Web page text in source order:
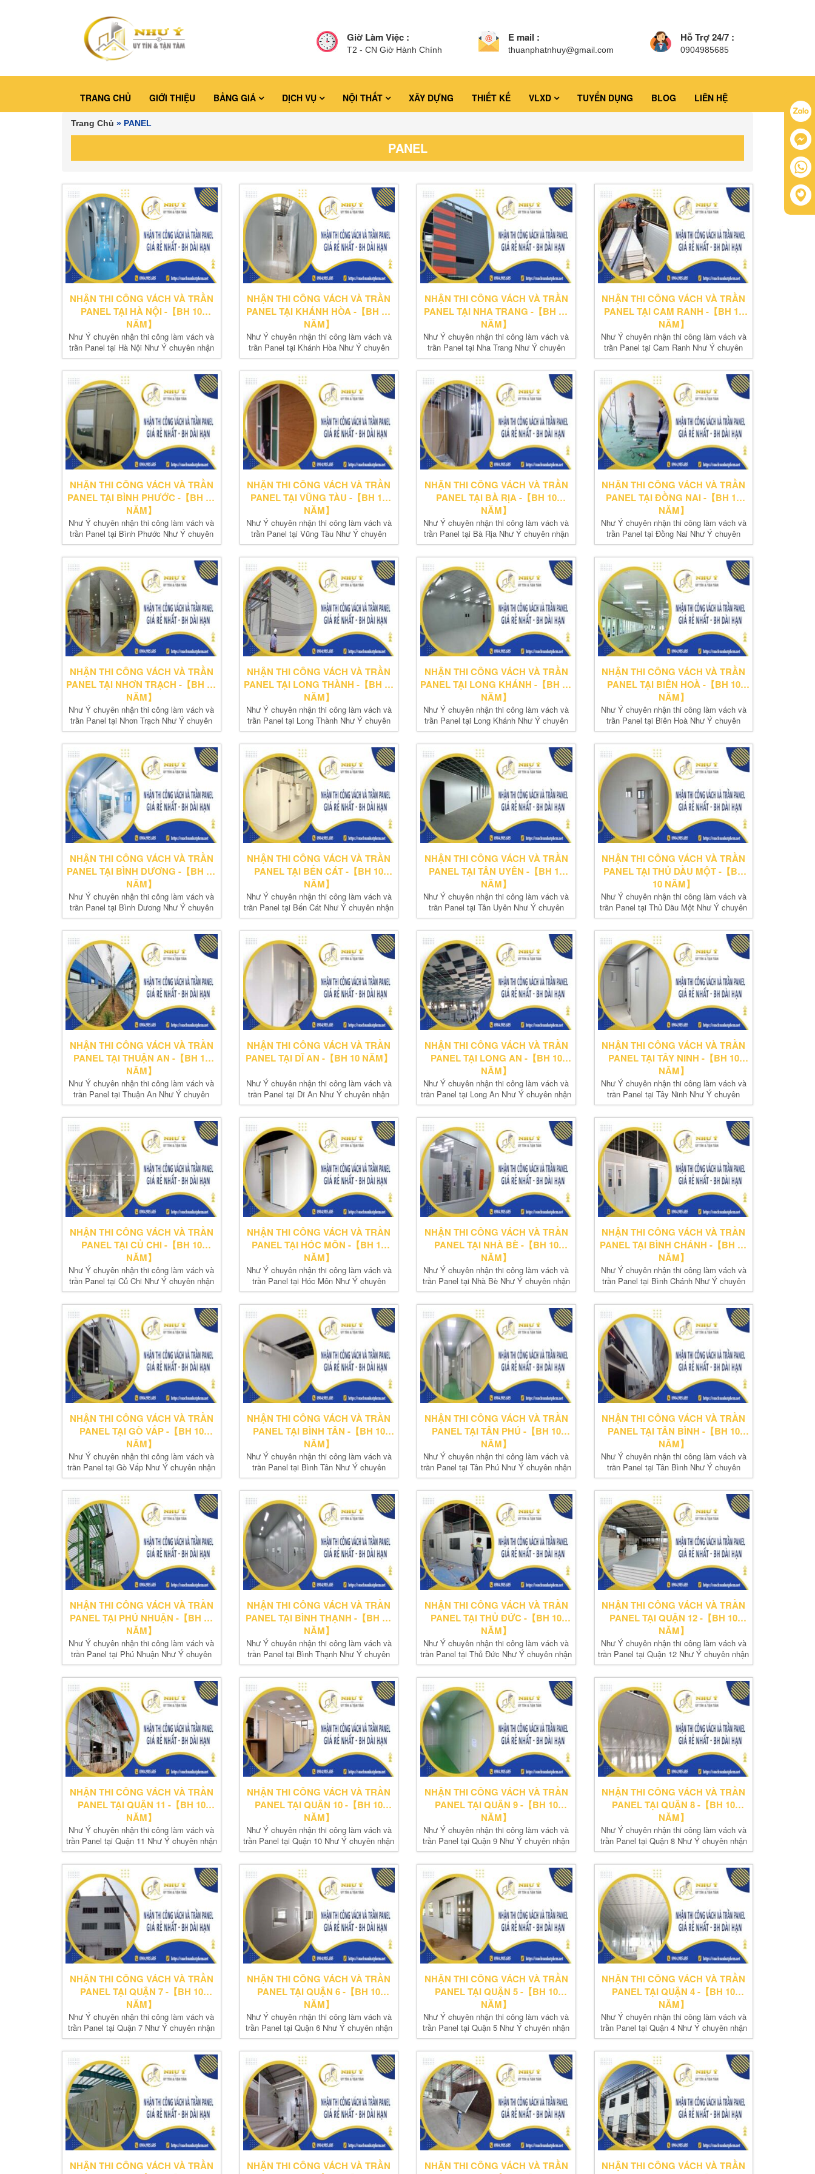
Giờ Làm Việc :
T2 - CN Giờ Hành Chính
E mail :
thuanphatnhuy@gmail.com
Hỗ Trợ 24/7 :
0904985685
TRANG CHỦ GIỚI THIỆU BẢNG GIÁ DỊCH VỤ NỘI THẤT XÂY DỰNG THIẾT KẾ VLXD TUYỂN DỤNG BLOG LIÊN HỆ
Trang Chủ » PANEL
PANEL
NHẬN THI CÔNG VÁCH VÀ TRẦN
PANEL TẠI HÀ NỘI -【BH 10
NĂM】
Như Ý chuyên nhận thi công làm vách và
trần Panel tại Hà Nội Như Ý chuyên nhận
thi...
NHẬN THI CÔNG VÁCH VÀ TRẦN
PANEL TẠI KHÁNH HÒA -【BH 10
NĂM】
Như Ý chuyên nhận thi công làm vách và
trần Panel tại Khánh Hòa Như Ý chuyên
nhận thi...
NHẬN THI CÔNG VÁCH VÀ TRẦN
PANEL TẠI NHA TRANG -【BH 10
NĂM】
Như Ý chuyên nhận thi công làm vách và
trần Panel tại Nha Trang Như Ý chuyên
nhận thi...
NHẬN THI CÔNG VÁCH VÀ TRẦN
PANEL TẠI CAM RANH -【BH 10
NĂM】
Như Ý chuyên nhận thi công làm vách và
trần Panel tại Cam Ranh Như Ý chuyên
nhận thi...
NHẬN THI CÔNG VÁCH VÀ TRẦN
PANEL TẠI BÌNH PHƯỚC -【BH 10
NĂM】
Như Ý chuyên nhận thi công làm vách và
trần Panel tại Bình Phước Như Ý chuyên
nhận thi...
NHẬN THI CÔNG VÁCH VÀ TRẦN
PANEL TẠI VŨNG TÀU -【BH 10
NĂM】
Như Ý chuyên nhận thi công làm vách và
trần Panel tại Vũng Tàu Như Ý chuyên
nhận thi...
NHẬN THI CÔNG VÁCH VÀ TRẦN
PANEL TẠI BÀ RỊA -【BH 10
NĂM】
Như Ý chuyên nhận thi công làm vách và
trần Panel tại Bà Rịa Như Ý chuyên nhận
thi...
NHẬN THI CÔNG VÁCH VÀ TRẦN
PANEL TẠI ĐỒNG NAI -【BH 10
NĂM】
Như Ý chuyên nhận thi công làm vách và
trần Panel tại Đồng Nai Như Ý chuyên
nhận thi...
NHẬN THI CÔNG VÁCH VÀ TRẦN
PANEL TẠI NHƠN TRẠCH -【BH 10
NĂM】
Như Ý chuyên nhận thi công làm vách và
trần Panel tại Nhơn Trạch Như Ý chuyên
nhận thi...
NHẬN THI CÔNG VÁCH VÀ TRẦN
PANEL TẠI LONG THÀNH -【BH 10
NĂM】
Như Ý chuyên nhận thi công làm vách và
trần Panel tại Long Thành Như Ý chuyên
nhận thi...
NHẬN THI CÔNG VÁCH VÀ TRẦN
PANEL TẠI LONG KHÁNH -【BH 10
NĂM】
Như Ý chuyên nhận thi công làm vách và
trần Panel tại Long Khánh Như Ý chuyên
nhận thi...
NHẬN THI CÔNG VÁCH VÀ TRẦN
PANEL TẠI BIÊN HOÀ -【BH 10
NĂM】
Như Ý chuyên nhận thi công làm vách và
trần Panel tại Biên Hoà Như Ý chuyên
nhận thi...
NHẬN THI CÔNG VÁCH VÀ TRẦN
PANEL TẠI BÌNH DƯƠNG -【BH 10
NĂM】
Như Ý chuyên nhận thi công làm vách và
trần Panel tại Bình Dương Như Ý chuyên
nhận thi...
NHẬN THI CÔNG VÁCH VÀ TRẦN
PANEL TẠI BẾN CÁT -【BH 10
NĂM】
Như Ý chuyên nhận thi công làm vách và
trần Panel tại Bến Cát Như Ý chuyên nhận
thi...
NHẬN THI CÔNG VÁCH VÀ TRẦN
PANEL TẠI TÂN UYÊN -【BH 10
NĂM】
Như Ý chuyên nhận thi công làm vách và
trần Panel tại Tân Uyên Như Ý chuyên
nhận thi...
NHẬN THI CÔNG VÁCH VÀ TRẦN
PANEL TẠI THỦ DẦU MỘT -【BH
10 NĂM】
Như Ý chuyên nhận thi công làm vách và
trần Panel tại Thủ Dầu Một Như Ý chuyên
nhận...
NHẬN THI CÔNG VÁCH VÀ TRẦN
PANEL TẠI THUẬN AN -【BH 10
NĂM】
Như Ý chuyên nhận thi công làm vách và
trần Panel tại Thuận An Như Ý chuyên
nhận thi...
NHẬN THI CÔNG VÁCH VÀ TRẦN
PANEL TẠI DĨ AN -【BH 10 NĂM】
Như Ý chuyên nhận thi công làm vách và
trần Panel tại Dĩ An Như Ý chuyên nhận
thi...
NHẬN THI CÔNG VÁCH VÀ TRẦN
PANEL TẠI LONG AN -【BH 10
NĂM】
Như Ý chuyên nhận thi công làm vách và
trần Panel tại Long An Như Ý chuyên nhận
thi...
NHẬN THI CÔNG VÁCH VÀ TRẦN
PANEL TẠI TÂY NINH -【BH 10
NĂM】
Như Ý chuyên nhận thi công làm vách và
trần Panel tại Tây Ninh Như Ý chuyên
nhận thi...
NHẬN THI CÔNG VÁCH VÀ TRẦN
PANEL TẠI CỦ CHI -【BH 10
NĂM】
Như Ý chuyên nhận thi công làm vách và
trần Panel tại Củ Chi Như Ý chuyên nhận
thi...
NHẬN THI CÔNG VÁCH VÀ TRẦN
PANEL TẠI HÓC MÔN -【BH 10
NĂM】
Như Ý chuyên nhận thi công làm vách và
trần Panel tại Hóc Môn Như Ý chuyên
nhận thi...
NHẬN THI CÔNG VÁCH VÀ TRẦN
PANEL TẠI NHÀ BÈ -【BH 10
NĂM】
Như Ý chuyên nhận thi công làm vách và
trần Panel tại Nhà Bè Như Ý chuyên nhận
thi...
NHẬN THI CÔNG VÁCH VÀ TRẦN
PANEL TẠI BÌNH CHÁNH -【BH 10
NĂM】
Như Ý chuyên nhận thi công làm vách và
trần Panel tại Bình Chánh Như Ý chuyên
nhận thi...
NHẬN THI CÔNG VÁCH VÀ TRẦN
PANEL TẠI GÒ VẤP -【BH 10
NĂM】
Như Ý chuyên nhận thi công làm vách và
trần Panel tại Gò Vấp Như Ý chuyên nhận
thi...
NHẬN THI CÔNG VÁCH VÀ TRẦN
PANEL TẠI BÌNH TÂN -【BH 10
NĂM】
Như Ý chuyên nhận thi công làm vách và
trần Panel tại Bình Tân Như Ý chuyên
nhận thi...
NHẬN THI CÔNG VÁCH VÀ TRẦN
PANEL TẠI TÂN PHÚ -【BH 10
NĂM】
Như Ý chuyên nhận thi công làm vách và
trần Panel tại Tân Phú Như Ý chuyên nhận
thi...
NHẬN THI CÔNG VÁCH VÀ TRẦN
PANEL TẠI TÂN BÌNH -【BH 10
NĂM】
Như Ý chuyên nhận thi công làm vách và
trần Panel tại Tân Bình Như Ý chuyên
nhận thi...
NHẬN THI CÔNG VÁCH VÀ TRẦN
PANEL TẠI PHÚ NHUẬN -【BH 10
NĂM】
Như Ý chuyên nhận thi công làm vách và
trần Panel tại Phú Nhuận Như Ý chuyên
nhận thi...
NHẬN THI CÔNG VÁCH VÀ TRẦN
PANEL TẠI BÌNH THẠNH -【BH 10
NĂM】
Như Ý chuyên nhận thi công làm vách và
trần Panel tại Bình Thạnh Như Ý chuyên
nhận thi...
NHẬN THI CÔNG VÁCH VÀ TRẦN
PANEL TẠI THỦ ĐỨC -【BH 10
NĂM】
Như Ý chuyên nhận thi công làm vách và
trần Panel tại Thủ Đức Như Ý chuyên nhận
thi...
NHẬN THI CÔNG VÁCH VÀ TRẦN
PANEL TẠI QUẬN 12 -【BH 10
NĂM】
Như Ý chuyên nhận thi công làm vách và
trần Panel tại Quận 12 Như Ý chuyên nhận
thi...
NHẬN THI CÔNG VÁCH VÀ TRẦN
PANEL TẠI QUẬN 11 -【BH 10
NĂM】
Như Ý chuyên nhận thi công làm vách và
trần Panel tại Quận 11 Như Ý chuyên nhận
thi...
NHẬN THI CÔNG VÁCH VÀ TRẦN
PANEL TẠI QUẬN 10 -【BH 10
NĂM】
Như Ý chuyên nhận thi công làm vách và
trần Panel tại Quận 10 Như Ý chuyên nhận
thi...
NHẬN THI CÔNG VÁCH VÀ TRẦN
PANEL TẠI QUẬN 9 -【BH 10
NĂM】
Như Ý chuyên nhận thi công làm vách và
trần Panel tại Quận 9 Như Ý chuyên nhận
thi...
NHẬN THI CÔNG VÁCH VÀ TRẦN
PANEL TẠI QUẬN 8 -【BH 10
NĂM】
Như Ý chuyên nhận thi công làm vách và
trần Panel tại Quận 8 Như Ý chuyên nhận
thi...
NHẬN THI CÔNG VÁCH VÀ TRẦN
PANEL TẠI QUẬN 7 -【BH 10
NĂM】
Như Ý chuyên nhận thi công làm vách và
trần Panel tại Quận 7 Như Ý chuyên nhận
thi...
NHẬN THI CÔNG VÁCH VÀ TRẦN
PANEL TẠI QUẬN 6 -【BH 10
NĂM】
Như Ý chuyên nhận thi công làm vách và
trần Panel tại Quận 6 Như Ý chuyên nhận
thi...
NHẬN THI CÔNG VÁCH VÀ TRẦN
PANEL TẠI QUẬN 5 -【BH 10
NĂM】
Như Ý chuyên nhận thi công làm vách và
trần Panel tại Quận 5 Như Ý chuyên nhận
thi...
NHẬN THI CÔNG VÁCH VÀ TRẦN
PANEL TẠI QUẬN 4 -【BH 10
NĂM】
Như Ý chuyên nhận thi công làm vách và
trần Panel tại Quận 4 Như Ý chuyên nhận
thi...
NHẬN THI CÔNG VÁCH VÀ TRẦN
NHẬN THI CÔNG VÁCH VÀ TRẦN
NHẬN THI CÔNG VÁCH VÀ TRẦN
NHẬN THI CÔNG VÁCH VÀ TRẦN